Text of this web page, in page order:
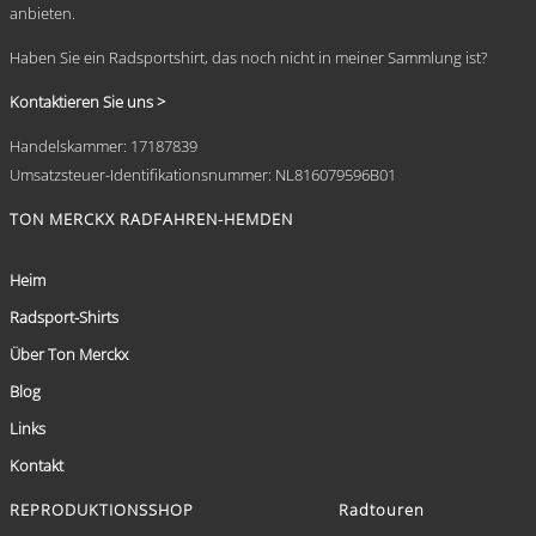
anbieten.
Haben Sie ein Radsportshirt, das noch nicht in meiner Sammlung ist?
Kontaktieren Sie uns >
Handelskammer: 17187839
Umsatzsteuer-Identifikationsnummer: NL816079596B01
TON MERCKX RADFAHREN-HEMDEN
Heim
Radsport-Shirts
Über Ton Merckx
Blog
Links
Kontakt
REPRODUKTIONSSHOP Radtouren